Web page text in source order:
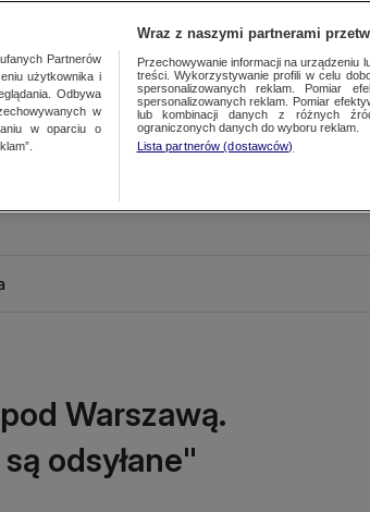
Warszawą.
odsyłane"
Partnerów
użytkownika i
Odbywa
w
w oparciu o
Wraz z naszymi partnerami
Przechowywanie informacji na urządzeniu
treści. Wykorzystywanie profili w celu
spersonalizowanych reklam. Pomiar
spersonalizowanych reklam. Pomiar
lub kombinacji danych z różnych
ograniczonych danych do wyboru reklam.
Lista partnerów (dostawców)